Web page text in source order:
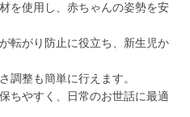
を使用し、赤ちゃんの姿勢を安
転がり防止に役立ち、新生児か
調整も簡単に行えます。
ちやすく、日常のお世話に最適